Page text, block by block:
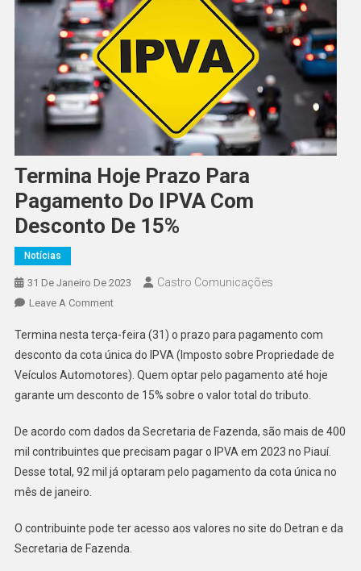
Termina Hoje Prazo Para
Pagamento Do IPVA Com
Desconto De 15%
Notícias
31 De Janeiro De 2023 Castro Comunicações
Leave A Comment
Termina nesta terça-feira (31) o prazo para pagamento com
desconto da cota única do IPVA (Imposto sobre Propriedade de
Veículos Automotores). Quem optar pelo pagamento até hoje
garante um desconto de 15% sobre o valor total do tributo.
De acordo com dados da Secretaria de Fazenda, são mais de 400
mil contribuintes que precisam pagar o IPVA em 2023 no Piauí.
Desse total, 92 mil já optaram pelo pagamento da cota única no
mês de janeiro.
O contribuinte pode ter acesso aos valores no site do Detran e da
Secretaria de Fazenda.